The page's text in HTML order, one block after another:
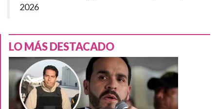
2026
LO MÁS DESTACADO